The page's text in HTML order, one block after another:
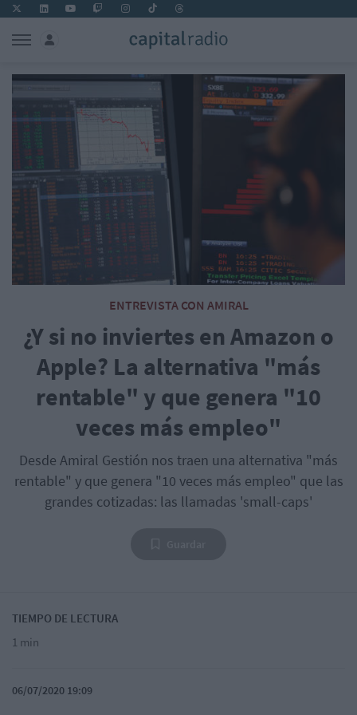
ENTREVISTA CON AMIRAL
¿Y si no inviertes en Amazon o
Apple? La alternativa "más
rentable" y que genera "10
veces más empleo"
Desde Amiral Gestión nos traen una alternativa "más
rentable" y que genera "10 veces más empleo" que las
grandes cotizadas: las llamadas 'small-caps'
TIEMPO DE LECTURA
1 min
06/07/2020 19:09